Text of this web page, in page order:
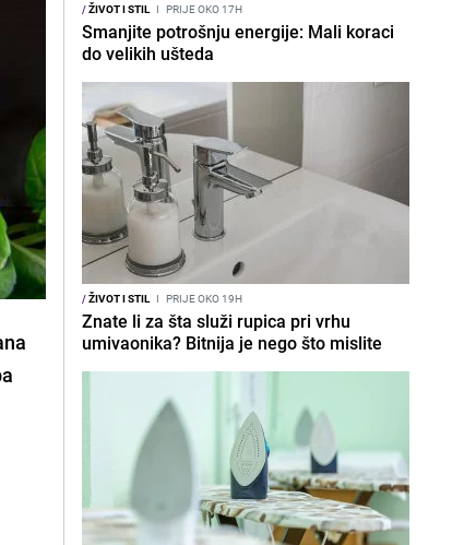
/ŽIVOT I STIL I PRIJE OKO 17H
Smanjite potrošnju energije: Mali koraci
do velikih ušteda
/ŽIVOT I STIL I PRIJE OKO 19H
Znate li za šta služi rupica pri vrhu
umivaonika? Bitnija je nego što mislite